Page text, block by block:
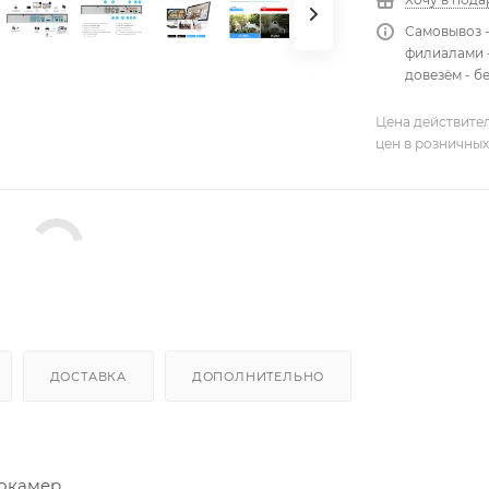
Самовывоз
филиалами
довезём -
Цена
цен в
ДОСТАВКА ДОПОЛНИТЕЛЬНО